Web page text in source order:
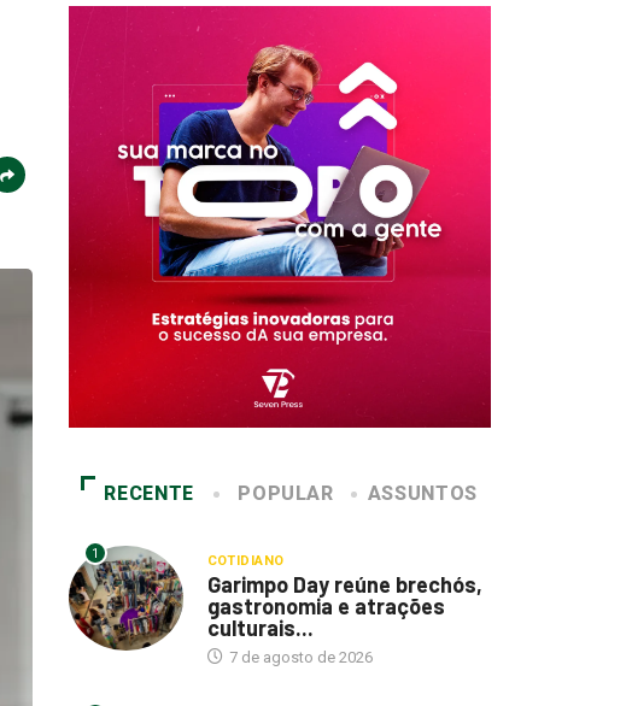
RECENTE POPULAR ASSUNTOS
1 COTIDIANO
Garimpo Day reúne brechós,
gastronomia e atrações
culturais...
7 de agosto de 2026